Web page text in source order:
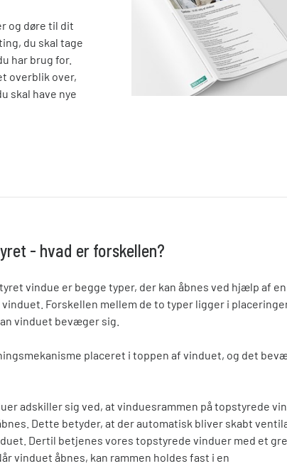
og døre til dit
du skal tage
har brug for.
overblik over,
skal have nye
- hvad er forskellen?
vindue er begge typer, der kan åbnes ved hjælp af en
Forskellen mellem de to typer ligger i
vinduet bevæger sig.
placeret i toppen af vinduet, og det
adskiller sig ved, at vinduesrammen på topstyrede
Dette betyder, at der automatisk bliver skabt
Dertil betjenes vores topstyrede vinduer med et
vinduet åbnes, kan rammen holdes fast i en